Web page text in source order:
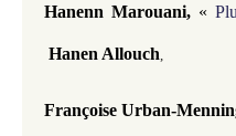
Hanenn Marouani, «
Hanen Allouch
Françoise Urban-